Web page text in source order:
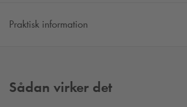
Praktisk information
Sådan virker det